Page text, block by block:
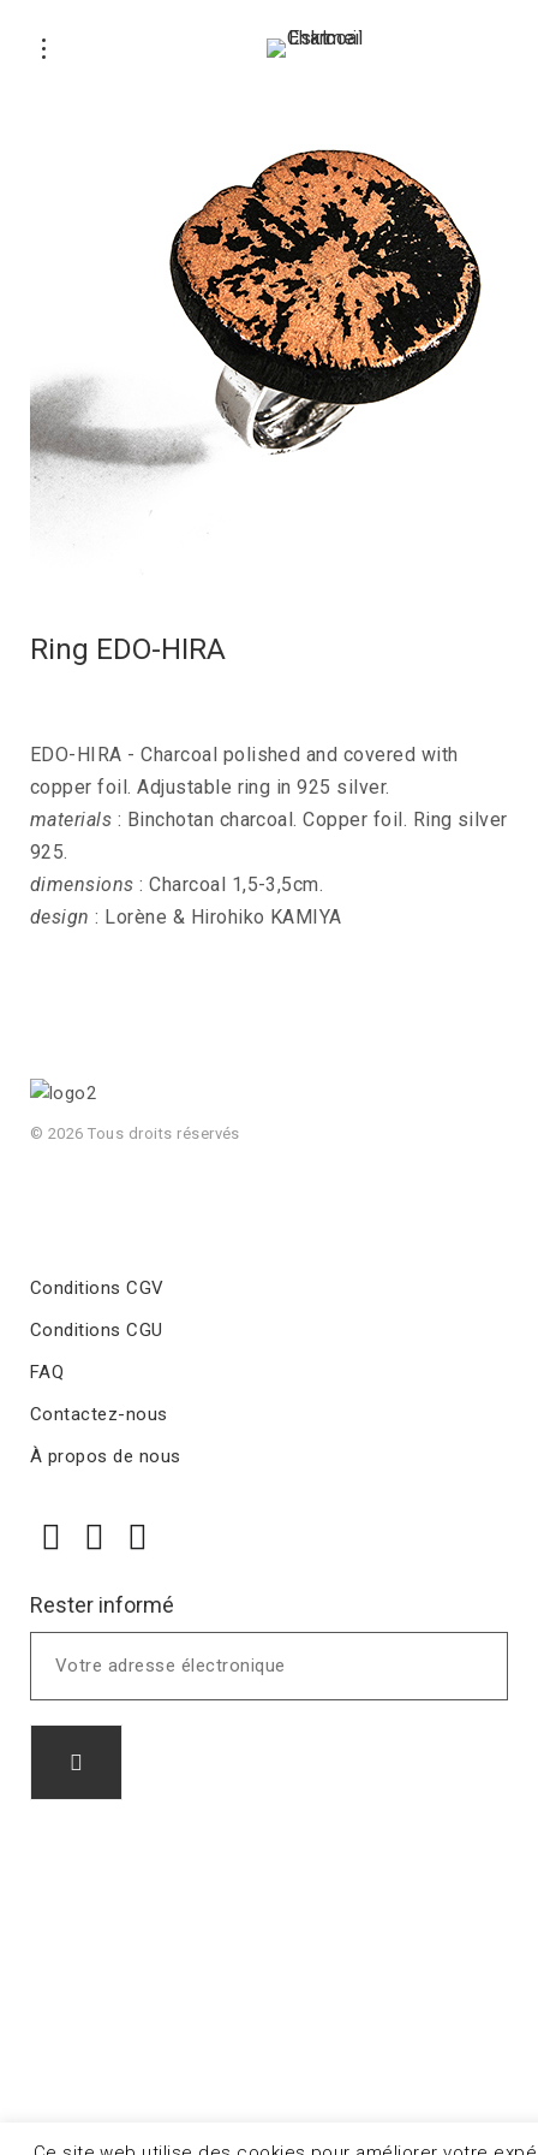
Ring EDO-HIRA
EDO-HIRA - Charcoal polished and covered with
copper foil. Adjustable ring in 925 silver.
materials : Binchotan charcoal. Copper foil. Ring silver
925.
dimensions : Charcoal 1,5-3,5cm.
design : Lorène & Hirohiko KAMIYA
© 2026 Tous droits réservés
Conditions CGV
Conditions CGU
FAQ
Contactez-nous
À propos de nous
Rester informé